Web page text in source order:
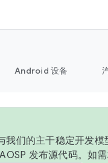
Android 设备
我们的主干稳定开发
发布源代码。如